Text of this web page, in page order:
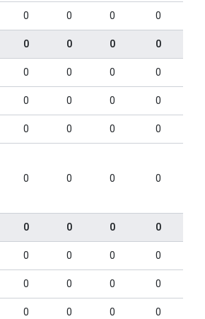
0 0 0 0
0 0 0 0
0 0 0 0
0 0 0 0
0 0 0 0
0 0 0 0
0 0 0 0
0 0 0 0
0 0 0 0
0 0 0 0